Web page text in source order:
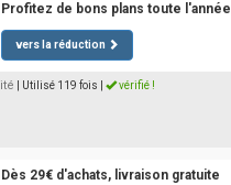
Profitez de bons plans toute l'année
vers la réduction
| Utilisé 119 fois vérifié !
Dès 29€ d'achats, livraison gratuite